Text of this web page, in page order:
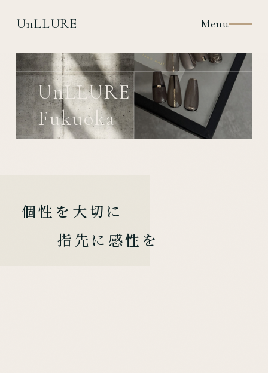
UnLLURE Menu
UnLLURE
Fukuoka
個性を大切に
指先に感性を